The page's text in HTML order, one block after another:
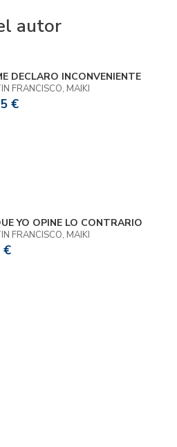
autor
DECLARO INCONVENIENTE
FRANCISCO, MAIKI
€
YO OPINE LO CONTRARIO
FRANCISCO, MAIKI
€